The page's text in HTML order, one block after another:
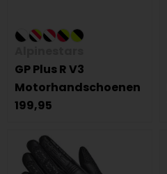
GP Plus R V3
Motorhandschoenen
199,95